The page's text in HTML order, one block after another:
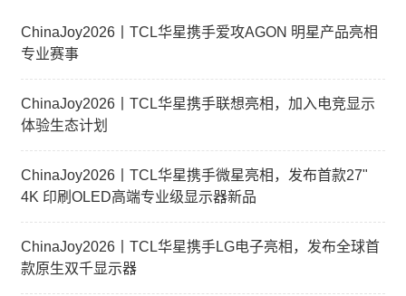
ChinaJoy2026丨TCL华星携手爱攻AGON 明星产品亮相
专业赛事
ChinaJoy2026丨TCL华星携手联想亮相，加入电竞显示
体验生态计划
ChinaJoy2026丨TCL华星携手微星亮相，发布首款27"
4K 印刷OLED高端专业级显示器新品
ChinaJoy2026丨TCL华星携手LG电子亮相，发布全球首
款原生双千显示器